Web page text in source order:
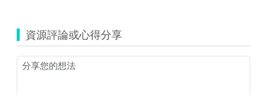
資源評論或心得分享